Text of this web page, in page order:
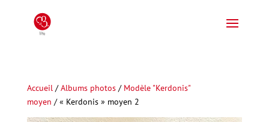
Accueil/Albums photos/ Modèle "Kerdonis"
moyen / « Kerdonis » moyen 2